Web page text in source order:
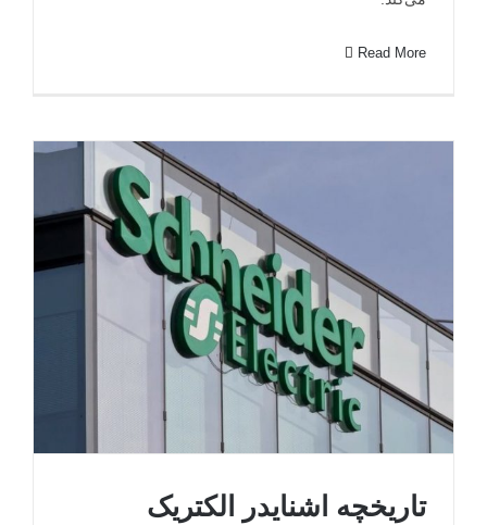
Read More
تاریخچه اشنایدر الکتریک